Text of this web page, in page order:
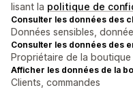
lisant la politique de
Consulter les données des
Données sensibles,
Consulter les données des
Propriétaire de la boutique
Afficher les données de la
Clients, commandes